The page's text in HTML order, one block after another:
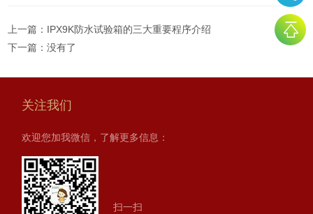
上一篇： IPX9K防水试验箱的三大重要程序介绍
下一篇：没有了
关注我们
欢迎您加我微信，了解更多信息：
扫一扫